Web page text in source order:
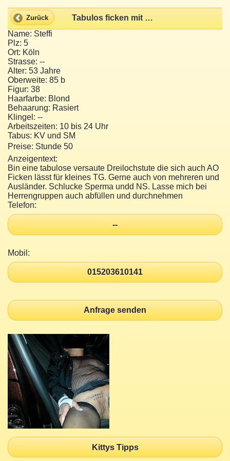
Zurück
Tabulos ficken mit Dreilochstute Steffi für kleines TG
Name: Steffi
Plz: 5
Ort: Köln
Strasse: --
Alter: 53 Jahre
Oberweite: 85 b
Figur: 38
Haarfarbe: Blond
Behaarung: Rasiert
Klingel: --
Arbeitszeiten: 10 bis 24 Uhr
Tabus: KV und SM
Preise: Stunde 50 
Anzeigentext:
Bin eine tabulose versaute Dreilochstute die sich auch AO
Ficken lässt für kleines TG. Gerne auch von mehreren und
Ausländer. Schlucke Sperma undd NS. Lasse mich bei
Herrengruppen auch abfüllen und durchnehmen
Telefon:
--
Mobil:
015203610141
Anfrage senden
Kittys Tipps